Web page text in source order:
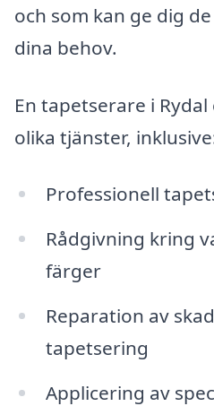
och som kan ge dig
dina behov.
En tapetserare i
olika tjänster,
Professionell
Rådgivning kring
färger
Reparation av
tapetsering
Applicering av